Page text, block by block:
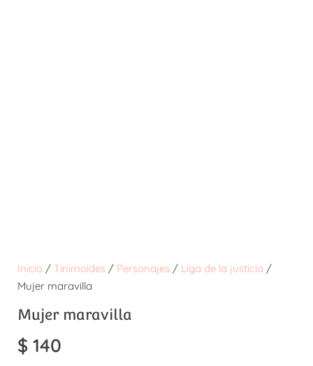
Inicio/ Tinimoldes/ Personajes/ Liga de la justicia /
Mujer maravilla
Mujer maravilla
$ 140